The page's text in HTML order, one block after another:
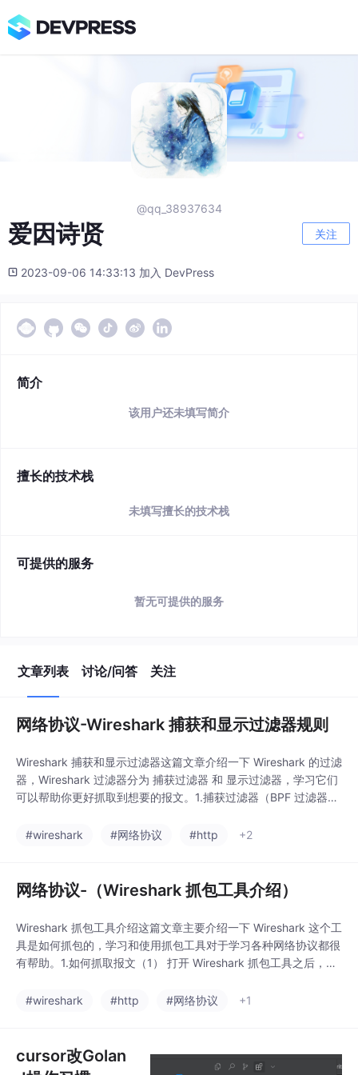
@qq_38937634
爱因诗贤 关注
2023-09-06 14:33:13 加入 DevPress
简介
该用户还未填写简介
擅长的技术栈
未填写擅长的技术栈
可提供的服务
暂无可提供的服务
文章列表 讨论/问答 关注
网络协议-Wireshark 捕获和显示过滤器规则
Wireshark 捕获和显示过滤器这篇文章介绍一下 Wireshark 的过滤
器，Wireshark 过滤器分为 捕获过滤器 和 显示过滤器，学习它们
可以帮助你更好抓取到想要的报文。1.捕获过滤器（BPF 过滤器）
条件的报文内容:用于减少抓取的报文体积使用 BPF 语法，功能相
#wireshark #网络协议 #http +2
网络协议-（Wireshark 抓包工具介绍）
Wireshark 抓包工具介绍这篇文章主要介绍一下 Wireshark 这个工
具是如何抓包的，学习和使用抓包工具对于学习各种网络协议都很
有帮助。1.如何抓取报文（1） 打开 Wireshark 抓包工具之后，点
（3）在 捕获选项 界面点击 Output 可以看到如下界面：（4）在
#wireshark #http #网络协议 +1
cursor改Golan